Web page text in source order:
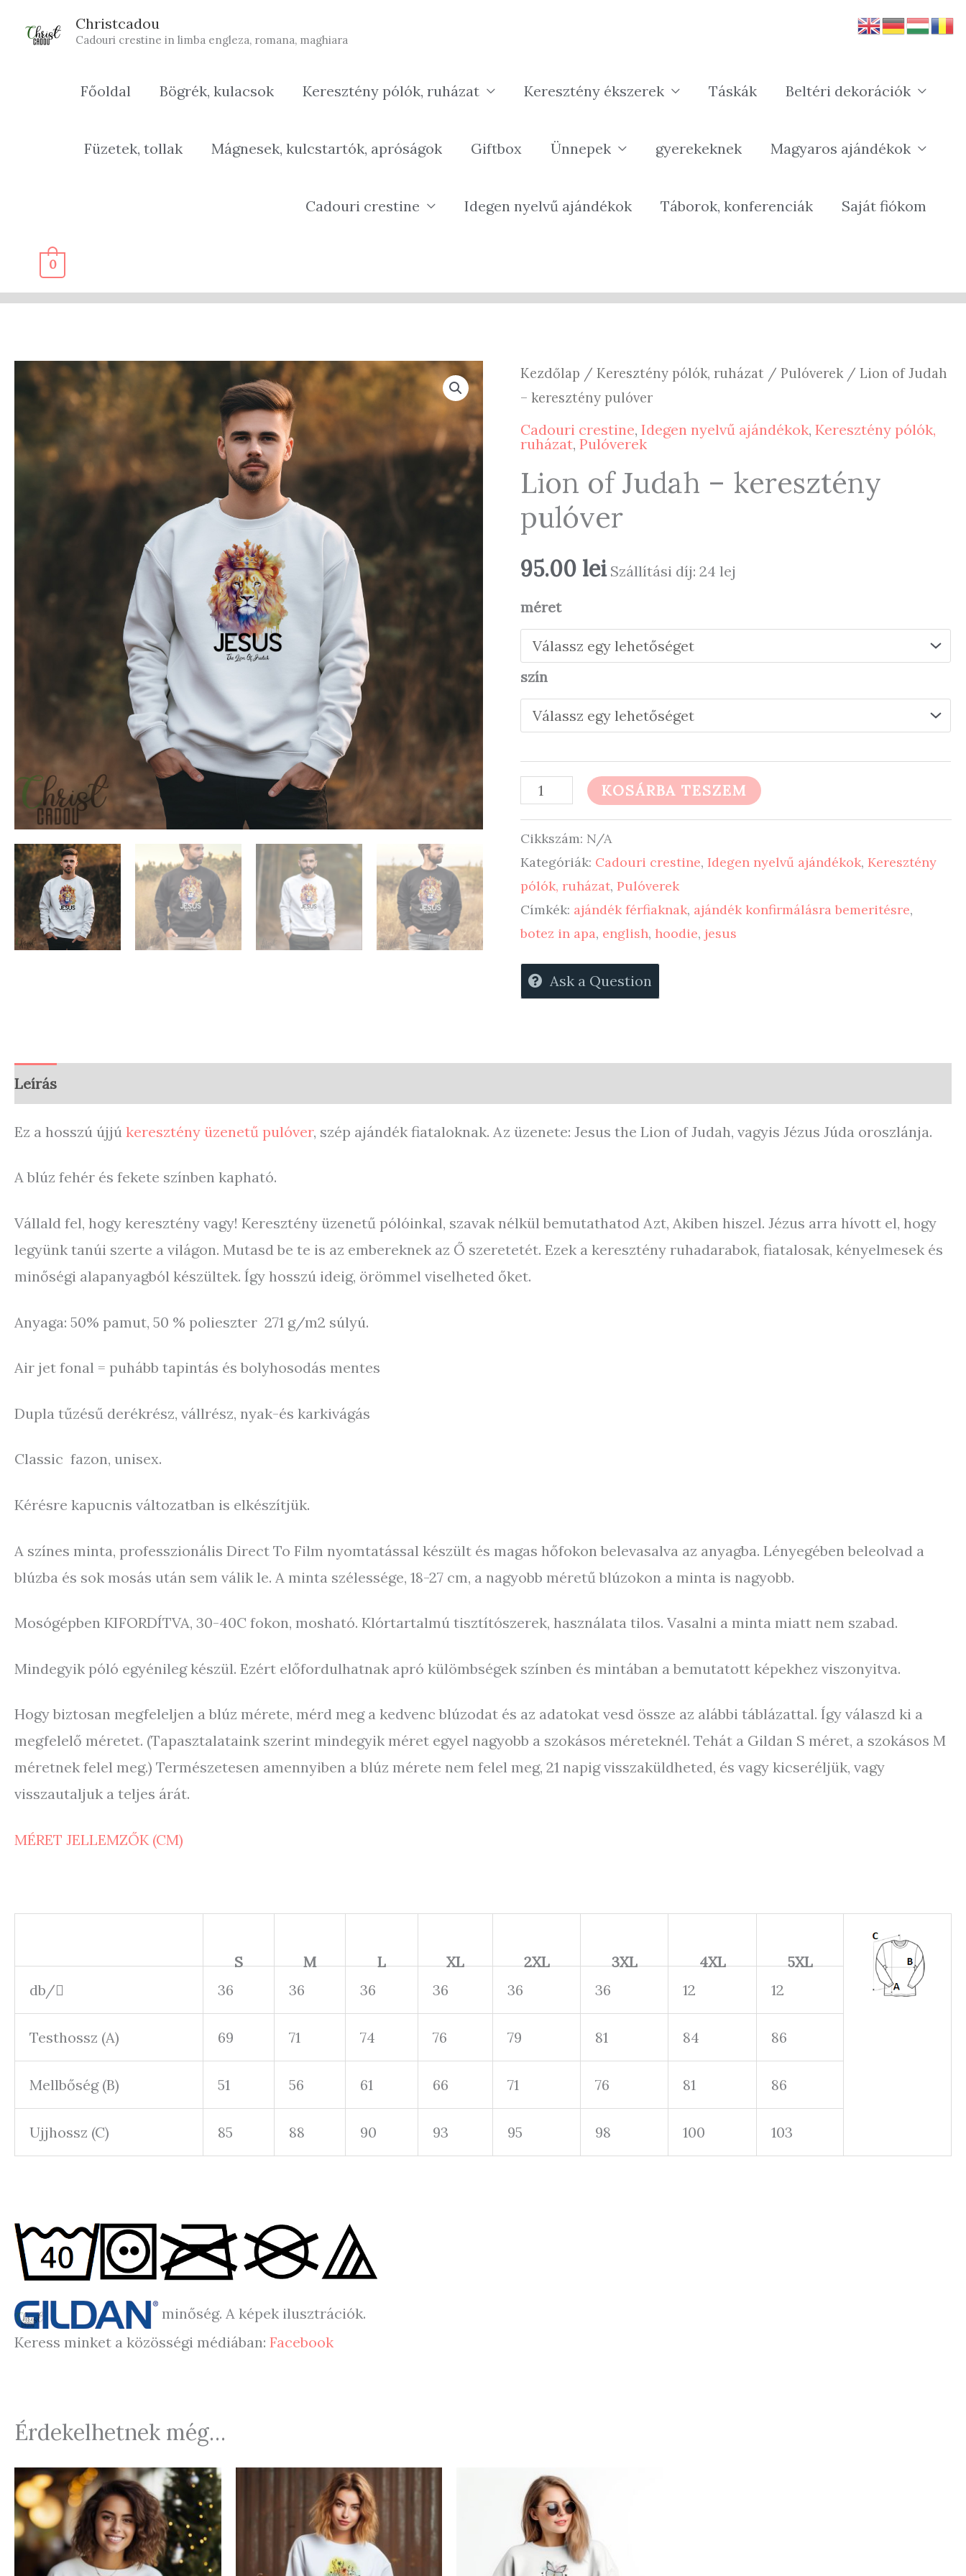
Christcadou
Cadouri crestine in limba engleza, romana, maghiara
Főoldal Bögrék, kulacsok Keresztény pólók, ruházat Keresztény ékszerek Táskák Beltéri dekorációk
Füzetek, tollak Mágnesek, kulcstartók, apróságok Giftbox Ünnepek gyerekeknek Magyaros ajándékok
Cadouri crestine Idegen nyelvű ajándékok Táborok, konferenciák Saját fiókom
0
Kezdőlap /Keresztény pólók, ruházat /Pulóverek/ Lion of Judah
– keresztény pulóver
Cadouri crestine,Idegen nyelvű ajándékok,Keresztény pólók,
ruházat,Pulóverek
Lion of Judah – keresztény
pulóver
95.00 lei Szállítási díj: 24 lej
méret
szín
Lion
of
Judah
-
keresztény
KOSÁRBA TESZEM
Cikkszám: N/A
Kategóriák: Cadouri crestine,Idegen nyelvű ajándékok,Keresztény
pólók, ruházat,Pulóverek
Címkék: ajándék férfiaknak, ajándék konfirmálásra bemeritésre,
botez in apa, english, hoodie, jesus
Ask a Question
Leírás
Ez a hosszú újjú keresztény üzenetű pulóver, szép ajándék fiataloknak. Az üzenete: Jesus the Lion of Judah, vagyis Jézus Júda oroszlánja.
A blúz fehér és fekete színben kapható.
Vállald fel, hogy keresztény vagy! Keresztény üzenetű pólóinkal, szavak nélkül bemutathatod Azt, Akiben hiszel. Jézus arra hívott el, hogy
legyünk tanúi szerte a világon. Mutasd be te is az embereknek az Ő szeretetét. Ezek a keresztény ruhadarabok, fiatalosak, kényelmesek és
minőségi alapanyagból készültek. Így hosszú ideig, örömmel viselheted őket.
Anyaga: 50% pamut, 50 % polieszter 271 g/m2 súlyú.
Air jet fonal = puhább tapintás és bolyhosodás mentes
Dupla tűzésű derékrész, vállrész, nyak-és karkivágás
Classic fazon, unisex.
Kérésre kapucnis változatban is elkészítjük.
A színes minta, professzionális Direct To Film nyomtatással készült és magas hőfokon belevasalva az anyagba. Lényegében beleolvad a
blúzba és sok mosás után sem válik le. A minta szélessége, 18-27 cm, a nagyobb méretű blúzokon a minta is nagyobb.
Mosógépben KIFORDÍTVA, 30-40C fokon, mosható. Klórtartalmú tisztítószerek, használata tilos. Vasalni a minta miatt nem szabad.
Mindegyik póló egyénileg készül. Ezért előfordulhatnak apró külömbségek színben és mintában a bemutatott képekhez viszonyitva.
Hogy biztosan megfeleljen a blúz mérete, mérd meg a kedvenc blúzodat és az adatokat vesd össze az alábbi táblázattal. Így válaszd ki a
megfelelő méretet. (Tapasztalataink szerint mindegyik méret egyel nagyobb a szokásos méreteknél. Tehát a Gildan S méret, a szokásos M
méretnek felel meg.) Természetesen amennyiben a blúz mérete nem felel meg, 21 napig visszaküldheted, és vagy kicseréljük, vagy
visszautaljuk a teljes árát.
MÉRET JELLEMZŐK (CM)
S M L XL 2XL 3XL 4XL
5XL
db/
36 36 36 36 36 36 12 12
Testhossz (A) 69 71 74 76 79 81 84 86
Mellbőség (B) 51 56 61 66 71 76 81 86
Ujjhossz (C) 85 88 90 93 95 98 100 103
minőség. A képek ilusztrációk.
Keress minket a közösségi médiában: Facebook
Érdekelhetnek még…